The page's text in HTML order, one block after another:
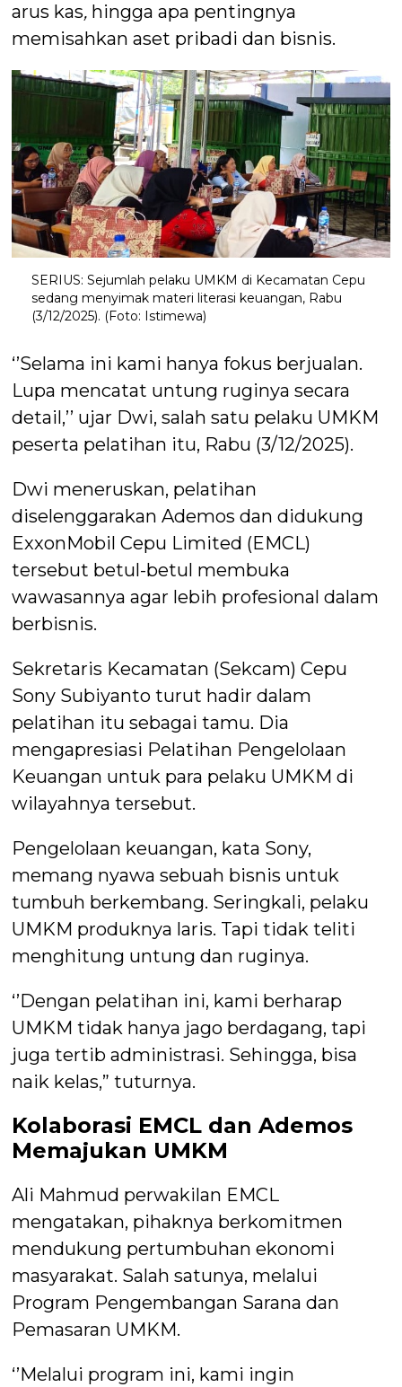
arus kas, hingga apa pentingnya
memisahkan aset pribadi dan bisnis.
SERIUS: Sejumlah pelaku UMKM di Kecamatan Cepu
sedang menyimak materi literasi keuangan, Rabu
(3/12/2025). (Foto: Istimewa)
‘’Selama ini kami hanya fokus berjualan.
Lupa mencatat untung ruginya secara
detail,’’ ujar Dwi, salah satu pelaku UMKM
peserta pelatihan itu, Rabu (3/12/2025).
Dwi meneruskan, pelatihan
diselenggarakan Ademos dan didukung
ExxonMobil Cepu Limited (EMCL)
tersebut betul-betul membuka
wawasannya agar lebih profesional dalam
berbisnis.
Sekretaris Kecamatan (Sekcam) Cepu
Sony Subiyanto turut hadir dalam
pelatihan itu sebagai tamu. Dia
mengapresiasi Pelatihan Pengelolaan
Keuangan untuk para pelaku UMKM di
wilayahnya tersebut.
Pengelolaan keuangan, kata Sony,
memang nyawa sebuah bisnis untuk
tumbuh berkembang. Seringkali, pelaku
UMKM produknya laris. Tapi tidak teliti
menghitung untung dan ruginya.
‘’Dengan pelatihan ini, kami berharap
UMKM tidak hanya jago berdagang, tapi
juga tertib administrasi. Sehingga, bisa
naik kelas,” tuturnya.
Kolaborasi EMCL dan Ademos
Memajukan UMKM
Ali Mahmud perwakilan EMCL
mengatakan, pihaknya berkomitmen
mendukung pertumbuhan ekonomi
masyarakat. Salah satunya, melalui
Program Pengembangan Sarana dan
Pemasaran UMKM.
‘’Melalui program ini, kami ingin